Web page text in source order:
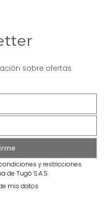
sobre ofertas
y restricciones
de Tugó S.A.S.
mis datos